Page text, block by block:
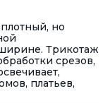
но
Трикотаж
срезов,
платьев,